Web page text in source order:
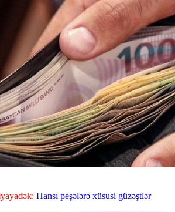
Hansı peşələrə xüsusi güzəştlər